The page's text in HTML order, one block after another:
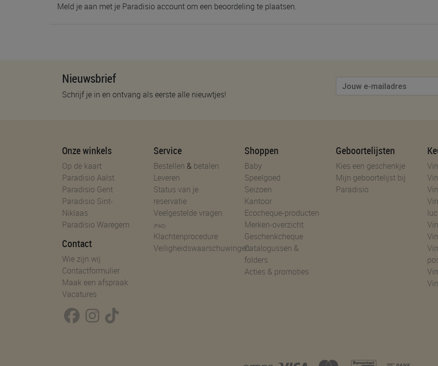
Meld je aan met je Paradisio account om een beoordeling te plaatsen.
Nieuwsbrief
Schrijf je in en ontvang als eerste alle nieuwtjes!
Onze winkels
Op de kaart
Paradisio Aalst
Paradisio Gent
Paradisio Sint-
Niklaas
Paradisio Waregem
Contact
Wie zijn wij
Contactformulier
Maak een afspraak
Vacatures
Service
Bestellen & betalen
Leveren
Status van je
reservatie
Veelgestelde vragen
(FAQ)
Klachtenprocedure
Veiligheidswaarschuwingen
Shoppen
Baby
Speelgoed
Seizoen
Kantoor
Ecocheque-producten
Merken-overzicht
Geschenkcheque
Catalogussen &
folders
Acties & promoties
Geboortelijsten
Kies een geschenkje
Mijn geboortelijst bij
Paradisio